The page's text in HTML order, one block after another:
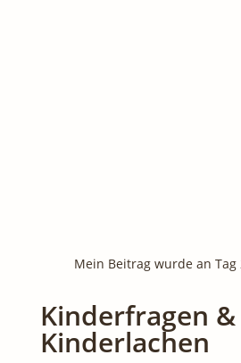
Mein Beitrag wurde an
Kinderfragen &
Kinderlachen